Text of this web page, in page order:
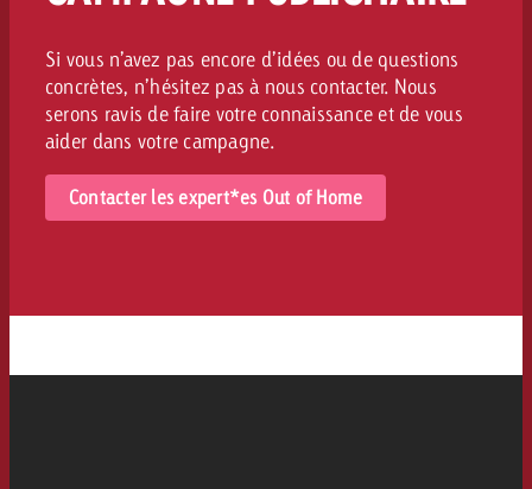
Si vous n’avez pas encore d’idées ou de questions
concrètes, n’hésitez pas à nous contacter. Nous
serons ravis de faire votre connaissance et de vous
aider dans votre campagne.
Contacter les expert*es Out of Home